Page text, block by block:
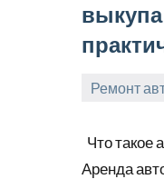
Ремонт
Что такое
Аренда